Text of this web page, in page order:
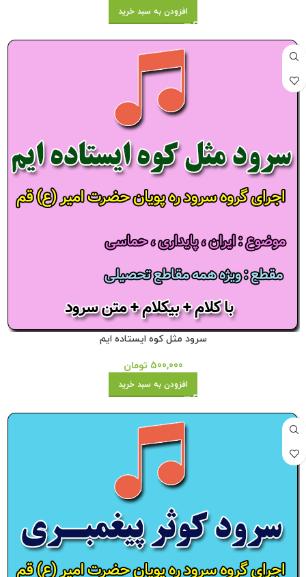
افزودن به سبد خرید
سرود مثل کوه ایستاده ایم
500,000 تومان
افزودن به سبد خرید